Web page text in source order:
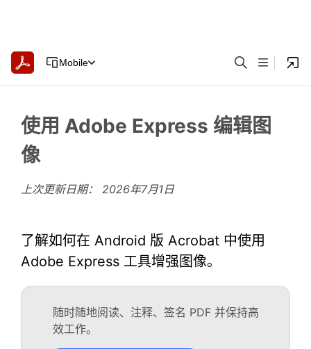
Mobile
使用 Adobe Express 编辑图
像
上次更新日期： 2026年7月1日
了解如何在 Android 版 Acrobat 中使用
Adobe Express 工具增强图像。
随时随地阅读、注释、签名 PDF 并保持高
效工作。